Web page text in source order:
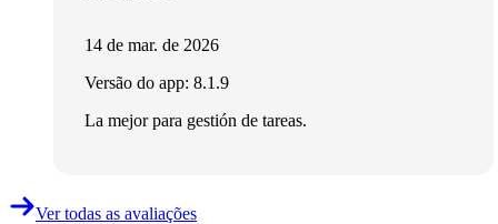
14 de mar. de 2026
Versão do app: 8.1.9
La mejor para gestión de tareas.
Ver todas as avaliações